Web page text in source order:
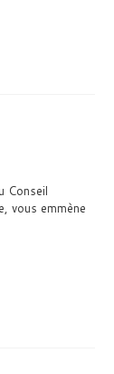
Conseil
vous emmène